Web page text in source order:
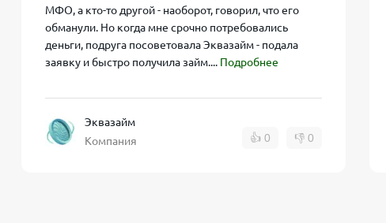
Воспользуйтесь бесплатным периодом. Чтобы не
Проверяйте данные перед отправкой анкеты.
Своевременно вносите платежи, чтобы избежать
Если понимаете, что не успеваете вернуть займ
за использованные дни.
Планируйте свои расходы заранее, чтобы избежать
Какие риски могут возникнуть при
МФО, а кто-то другой - наоборот, говорил, что его
обманули. Но когда мне срочно потребовались
деньги, подруга посоветовала Эквазайм - подала
заявку и быстро получила займ.... Подробнее
Эквазайм
Компания
👍 0 👎 0